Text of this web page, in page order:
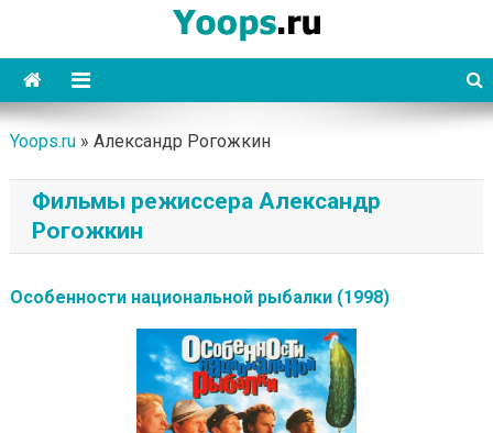
content
Yoops
Yoops.ru» Александр Рогожкин
Фильмы режиссера Александр
Рогожкин
Особенности национальной рыбалки (1998)